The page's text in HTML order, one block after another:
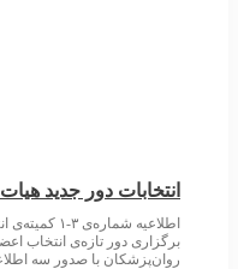
انتخابات دور جدید
برگزاری دور تازه‌ی انتخاب
روان‌پزشکان با صدور سه